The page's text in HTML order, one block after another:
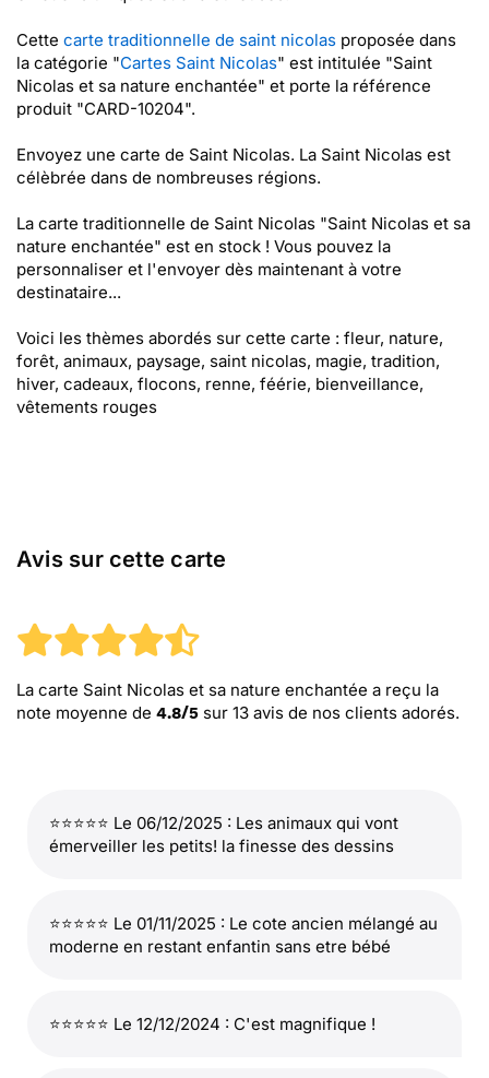
Cette carte traditionnelle de saint nicolas proposée dans
la catégorie "Cartes Saint Nicolas" est intitulée "Saint
Nicolas et sa nature enchantée" et porte la référence
produit "CARD-10204".
Envoyez une carte de Saint Nicolas. La Saint Nicolas est
célèbrée dans de nombreuses régions.
La carte traditionnelle de Saint Nicolas "Saint Nicolas et sa
nature enchantée" est en stock ! Vous pouvez la
personnaliser et l'envoyer dès maintenant à votre
destinataire...
Voici les thèmes abordés sur cette carte : fleur, nature,
forêt, animaux, paysage, saint nicolas, magie, tradition,
hiver, cadeaux, flocons, renne, féérie, bienveillance,
vêtements rouges
Avis sur cette carte
La carte Saint Nicolas et sa nature enchantée a reçu la
note moyenne de 4.8/5 sur 13 avis de nos clients adorés.
⭐⭐⭐⭐⭐ Le 06/12/2025 : Les animaux qui vont
émerveiller les petits! la finesse des dessins
⭐⭐⭐⭐⭐ Le 01/11/2025 : Le cote ancien mélangé au
moderne en restant enfantin sans etre bébé
⭐⭐⭐⭐⭐ Le 12/12/2024 : C'est magnifique !